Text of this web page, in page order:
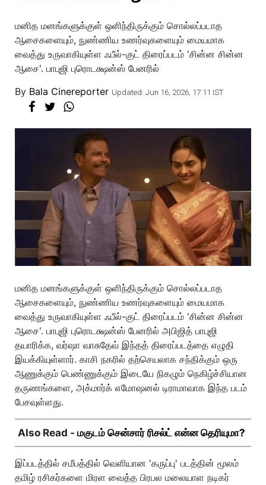
மனித மனங்களுக்குள் ஒளிந்திருக்கும் சொல்லப்படாத
ஆசைகளையும், நுண்ணிய உணர்வுகளையும் மையமாக
வைத்து உருவாகியுள்ள ஃபீல்-குட் திரைப்படம் 'சின்ன சின்ன
ஆசை'. பாபுஜி புரொடக்ஷன்ஸ் பேனரில்
By Bala Cinereporter Updated: Jun 16, 2026, 17:11 IST
மனித மனங்களுக்குள் ஒளிந்திருக்கும் சொல்லப்படாத
ஆசைகளையும், நுண்ணிய உணர்வுகளையும் மையமாக
வைத்து உருவாகியுள்ள ஃபீல்-குட் திரைப்படம் 'சின்ன சின்ன
ஆசை'. பாபுஜி புரொடக்ஷன்ஸ் பேனரில் அபிஜித் பாபுஜி
தயாரிக்க, வர்ஷா வாசுதேவ் இந்தத் திரைப்படத்தை எழுதி
இயக்கியுள்ளார். காசி நகரில் தற்செயலாக சந்திக்கும் ஒரு
ஆணுக்கும் பெண்ணுக்கும் இடையே நிகழும் நெகிழ்ச்சியான
தருணங்களை, அக்மார்க் எமோஷனல் டிராமாவாக இந்த படம்
பேசவுள்ளது.
Also Read - மகுடம் சென்சார் ரிசல்ட் என்ன தெரியுமா?
இப்படத்தில் சமீபத்தில் வெளியான 'கருப்பு' படத்தின் மூலம்
தமிழ் ரசிகர்களை மிரள வைத்த பிரபல மலையாள நடிகர்